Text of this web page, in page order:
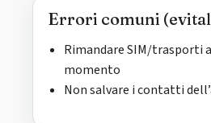
Errori comuni
Rimandare SIM/trasporti
momento
Non salvare i contatti